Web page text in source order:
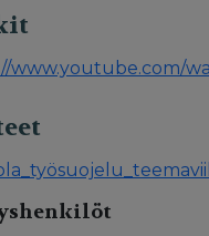
www.youtube.com/